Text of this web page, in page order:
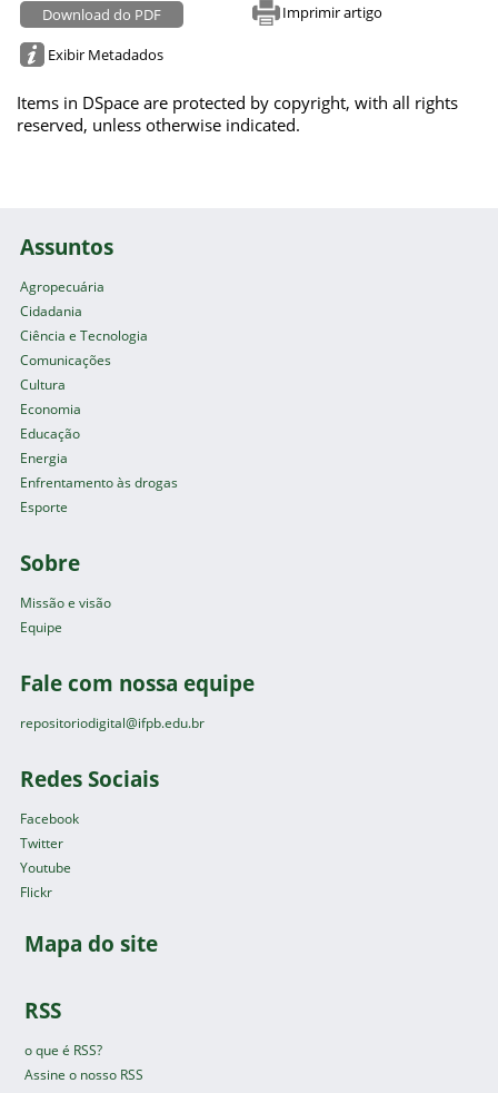
Download do PDF Imprimir artigo
Exibir Metadados
Items in DSpace are protected by copyright, with all rights
reserved, unless otherwise indicated.
Assuntos
Agropecuária
Cidadania
Ciência e Tecnologia
Comunicações
Cultura
Economia
Educação
Energia
Enfrentamento às drogas
Esporte
Sobre
Missão e visão
Equipe
Fale com nossa equipe
repositoriodigital@ifpb.edu.br
Redes Sociais
Facebook
Twitter
Youtube
Flickr
Mapa do site
RSS
o que é RSS?
Assine o nosso RSS